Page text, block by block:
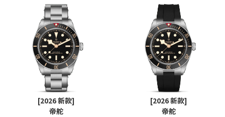
[2026 新款]
帝舵
[2026 新款]
帝舵